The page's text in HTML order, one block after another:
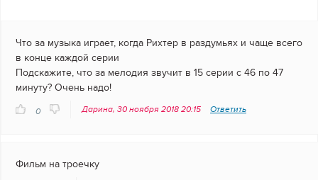
Что за музыка играет, когда Рихтер в раздумьях и чаще всего
в конце каждой серии
Подскажите, что за мелодия звучит в 15 серии с 46 по 47
минуту? Очень надо!
0 Дарина, 30 ноября 2018 20:15 Ответить
Фильм на троечку